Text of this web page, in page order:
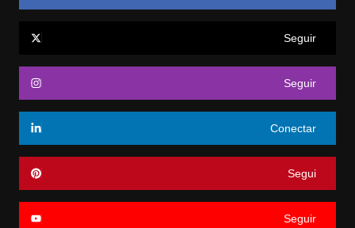
Seguir
Seguir
Conectar
Segui
Seguir